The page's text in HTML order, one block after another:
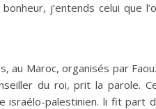
j’entends celui que
au Maroc, organisés par
du roi, prit la parole.
israélo-palestinien. li fit part